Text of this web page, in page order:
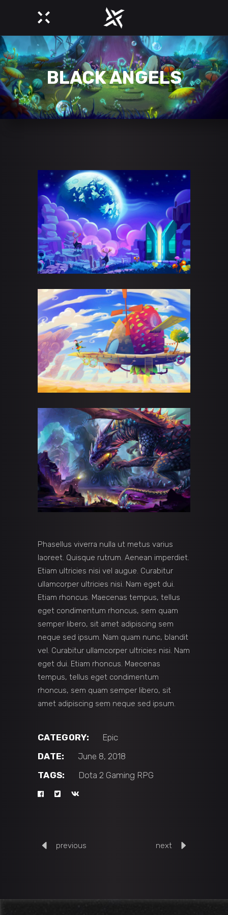
BLACK ANGELS
Phasellus viverra nulla ut metus varius
laoreet. Quisque rutrum. Aenean imperdiet.
Etiam ultricies nisi vel augue. Curabitur
ullamcorper ultricies nisi. Nam eget dui.
Etiam rhoncus. Maecenas tempus, tellus
eget condimentum rhoncus, sem quam
semper libero, sit amet adipiscing sem
neque sed ipsum. Nam quam nunc, blandit
vel. Curabitur ullamcorper ultricies nisi. Nam
eget dui. Etiam rhoncus. Maecenas
tempus, tellus eget condimentum
rhoncus, sem quam semper libero, sit
amet adipiscing sem neque sed ipsum.
CATEGORY:
Epic
DATE:
June 8, 2018
TAGS:
Dota 2 Gaming RPG
previous next